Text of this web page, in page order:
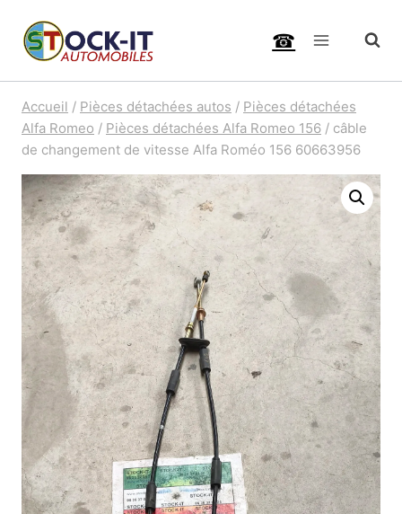
☎
Accueil / Pièces détachées autos / Pièces détachées
Alfa Romeo / Pièces détachées Alfa Romeo 156 / câble
de changement de vitesse Alfa Roméo 156 60663956